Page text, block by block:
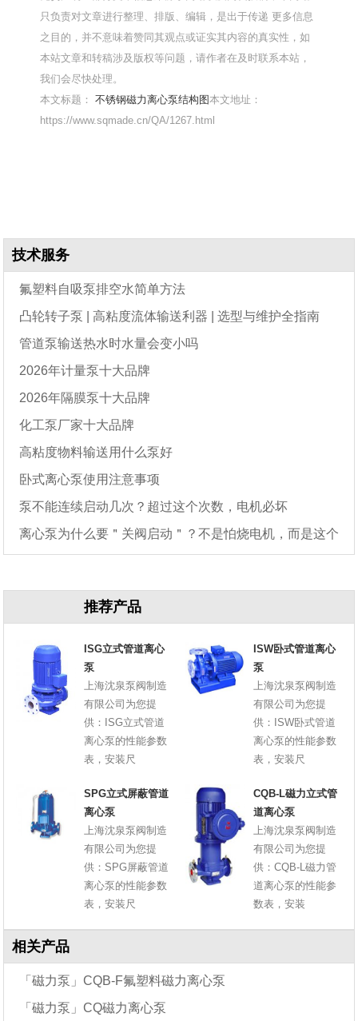
只负责对文章进行整理、排版、编辑，是出于传递 更多信息
之目的，并不意味着赞同其观点或证实其内容的真实性，如
本站文章和转稿涉及版权等问题，请作者在及时联系本站，
我们会尽快处理。
本文标题：不锈钢磁力离心泵结构图本文地址：
https://www.sqmade.cn/QA/1267.html
技术服务
氟塑料自吸泵排空水简单方法
凸轮转子泵 | 高粘度流体输送利器 | 选型与维护全指南
管道泵输送热水时水量会变小吗
2026年计量泵十大品牌
2026年隔膜泵十大品牌
化工泵厂家十大品牌
高粘度物料输送用什么泵好
卧式离心泵使用注意事项
泵不能连续启动几次？超过这个次数，电机必坏
离心泵为什么要＂关阀启动＂？不是怕烧电机，而是这个
推荐产品
ISG立式管道离心
泵
上海沈泉泵阀制造
有限公司为您提
供：ISG立式管道
离心泵的性能参数
表，安装尺
ISW卧式管道离心
泵
上海沈泉泵阀制造
有限公司为您提
供：ISW卧式管道
离心泵的性能参数
表，安装尺
SPG立式屏蔽管道
离心泵
上海沈泉泵阀制造
有限公司为您提
供：SPG屏蔽管道
离心泵的性能参数
表，安装尺
CQB-L磁力立式管
道离心泵
上海沈泉泵阀制造
有限公司为您提
供：CQB-L磁力管
道离心泵的性能参
数表，安装
相关产品
「磁力泵」CQB-F氟塑料磁力离心泵
「磁力泵」CQ磁力离心泵